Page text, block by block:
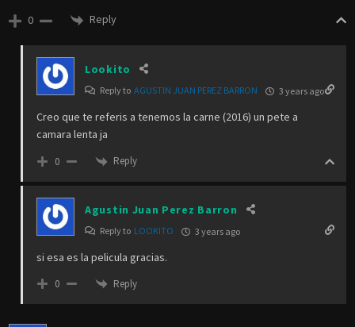
0 Reply
Lookito
Reply to AGUSTIN JUAN PEREZ BARRON 3 years ago
Creo que te referis a tenemos la carne (2016) un pete a
camara lenta ja
0 Reply
Agustin Juan Perez Barron
Reply to LOOKITO 3 years ago
si esa es la pelicula gracias.
0 Reply